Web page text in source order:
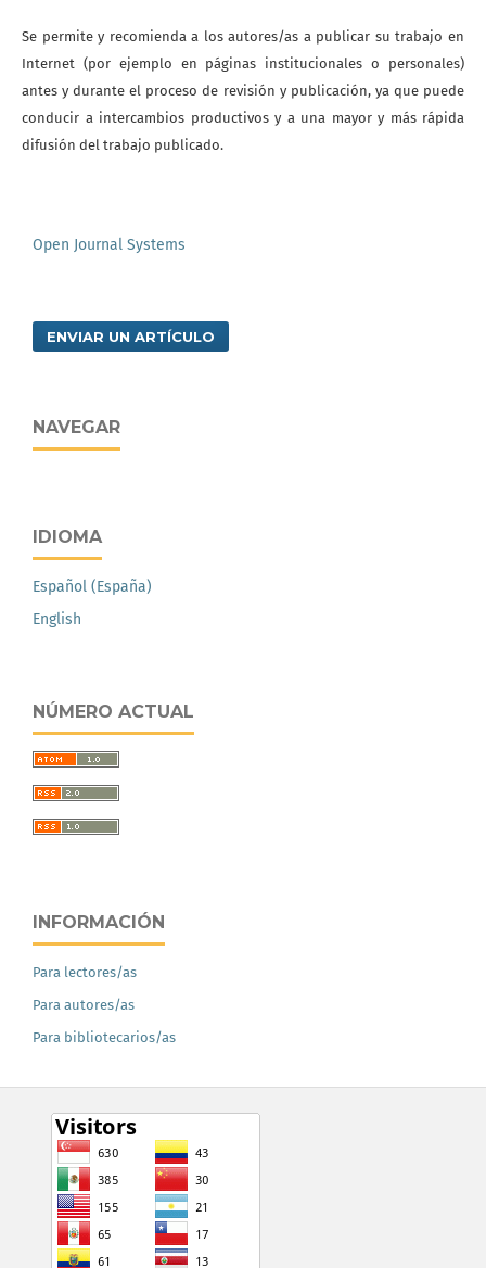
Se permite y recomienda a los autores/as a publicar su trabajo en
Internet (por ejemplo en páginas institucionales o personales)
antes y durante el proceso de revisión y publicación, ya que puede
conducir a intercambios productivos y a una mayor y más rápida
difusión del trabajo publicado.
Open Journal Systems
ENVIAR UN ARTÍCULO
NAVEGAR
IDIOMA
Español (España)
English
NÚMERO ACTUAL
INFORMACIÓN
Para lectores/as
Para autores/as
Para bibliotecarios/as